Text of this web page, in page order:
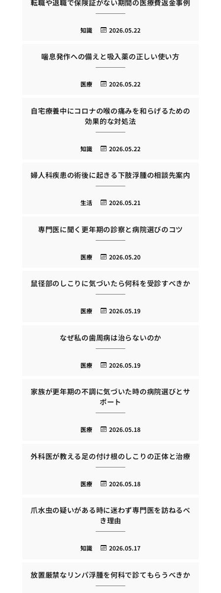
転職や退職で保険証がない期間の医療費返金事例
2026.05.22
知識
喘息発作への備えと吸入薬の正しい使い方
2026.05.22
医療
自宅療養中にコロナの喉の痛みを和らげるための
効果的な対処法
2026.05.22
知識
婦人科疾患の術後に起きる下肢浮腫の相談先案内
2026.05.21
生活
専門医に聞く更年期の診察と病院選びのコツ
2026.05.20
医療
鼠径部のしこりに気づいたら何科を受診すべきか
2026.05.19
医療
なぜ私の歯周病は治らないのか
2026.05.19
医療
家族が更年期の不調に気づいた時の病院選びとサ
ポート
2026.05.18
医療
外科医が教える足の付け根のしこりの正体と治療
2026.05.18
医療
爪水虫の疑いがある時に迷わず専門医を訪ねるべ
き理由
2026.05.17
知識
放置厳禁なリンパ浮腫を何科で診てもらうべきか